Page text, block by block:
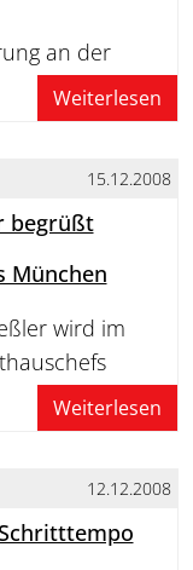
an der
Weiterlesen
15.12.2008
begrüßt
München
wird im
Weiterlesen
12.12.2008